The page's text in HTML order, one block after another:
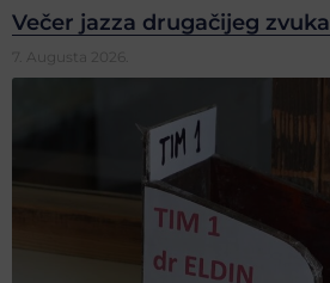
Večer jazza drugačijeg zvuka
7. Augusta 2026.